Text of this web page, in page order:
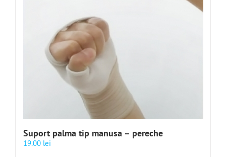
Suport palma tip manusa – pereche
19.00 lei